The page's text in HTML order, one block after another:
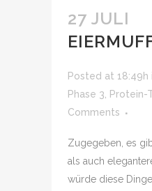
27 JULI
Posted at 18:49h
Phase 3, Protein-
Comments
Zugegeben, es
als auch
würde diese